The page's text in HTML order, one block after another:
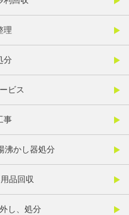
理
分
ビス
事
沸かし器処分
品回収
し、処分